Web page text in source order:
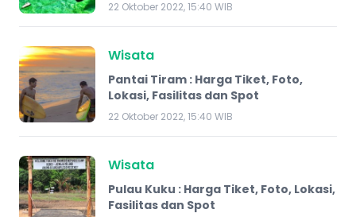
22 Oktober 2022, 15:40 WIB
Wisata
Pantai Tiram : Harga Tiket, Foto,
Lokasi, Fasilitas dan Spot
22 Oktober 2022, 15:40 WIB
Wisata
Pulau Kuku : Harga Tiket, Foto, Lokasi,
Fasilitas dan Spot